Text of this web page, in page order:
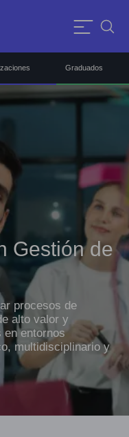
Graduados
Gestión de
procesos de
alto valor y
en entornos
multidisciplinario y